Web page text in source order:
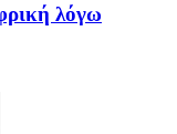
λόγω